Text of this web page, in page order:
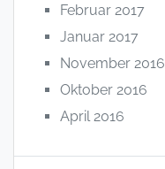
Februar 2017
Januar 2017
November 2016
Oktober 2016
April 2016